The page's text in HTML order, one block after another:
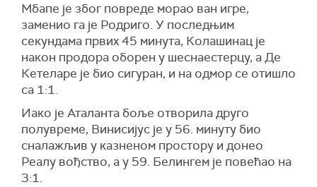
Мбапе је због повреде морао ван игре,
заменио га је Родриго. У последњим
секундама првих 45 минута, Колашинац је
након продора оборен у шеснаестерцу, а Де
Кетеларе је био сигуран, и на одмор се отишло
са 1:1.
Иако је Аталанта боље отворила друго
полувреме, Винисијус је у 56. минуту био
сналажљив у казненом простору и донео
Реалу вођство, а у 59. Белингем је повећао на
3:1.